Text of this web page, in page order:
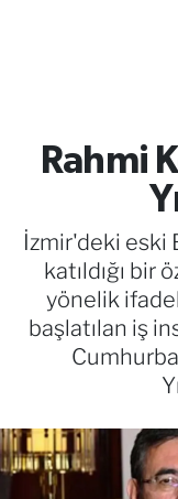
Rahmi
İzmir'deki eski
katıldığı bir
yönelik
başlatılan iş
RESMİ
Gencsesfm